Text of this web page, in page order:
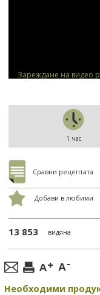
Зареждане на видео
1 час
Сравни рецептата
Добави в любими
13 853 видяна
Необходими